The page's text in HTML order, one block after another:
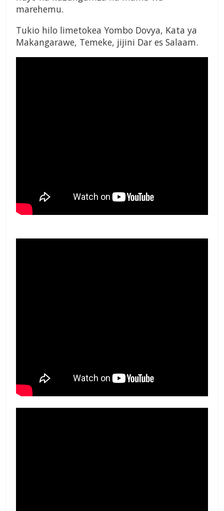
marehemu.
Tukio hilo limetokea Yombo Dovya, Kata ya
Makangarawe, Temeke, jijini Dar es Salaam.